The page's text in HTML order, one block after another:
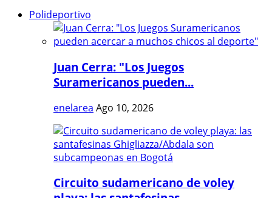
Polideportivo
Juan Cerra: "Los Juegos
Suramericanos pueden...
enelarea Ago 10, 2026
Circuito sudamericano de voley